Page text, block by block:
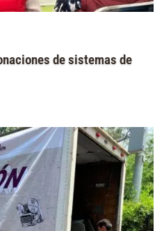
de sistemas de